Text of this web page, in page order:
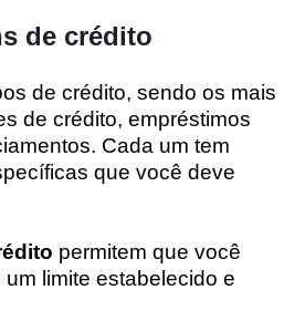
de crédito
de crédito, sendo os mais
de crédito, empréstimos
Cada um tem
que você deve
permitem que você
limite estabelecido e